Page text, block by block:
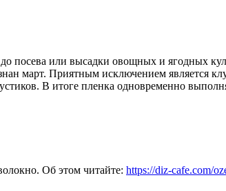
посева или высадки овощных и ягодных
март. Приятным исключением является
В итоге пленка одновременно
Об этом читайте: https://diz-cafe.com/